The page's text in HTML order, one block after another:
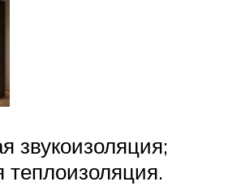
звукоизоляция;
теплоизоляция.